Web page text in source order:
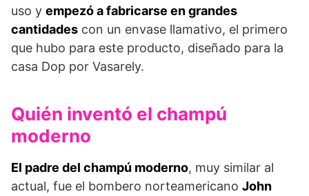
uso y empezó a fabricarse en grandes
cantidades con un envase llamativo, el primero
que hubo para este producto, diseñado para la
casa Dop por Vasarely.
Quién inventó el champú
moderno
El padre del champú moderno, muy similar al
actual, fue el bombero norteamericano John